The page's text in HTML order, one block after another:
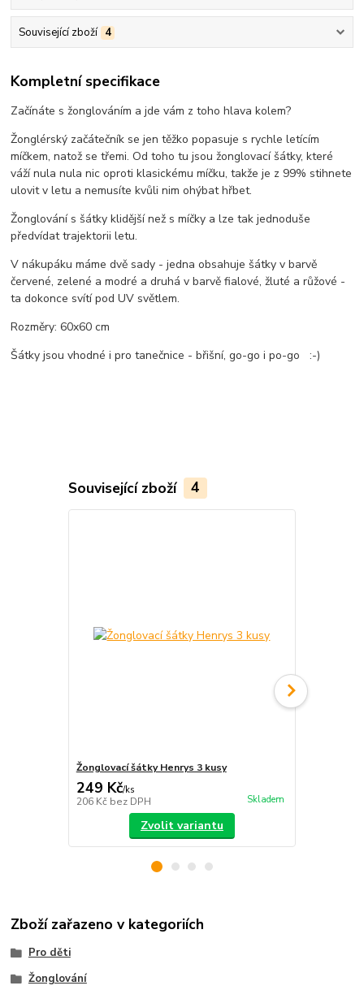
Související zboží 4
Kompletní specifikace
Začínáte s žonglováním a jde vám z toho hlava kolem?
Žonglérský začátečník se jen těžko popasuje s rychle letícím
míčkem, natož se třemi. Od toho tu jsou žonglovací šátky, které
váží nula nula nic oproti klasickému míčku, takže je z 99% stihnete
ulovit v letu a nemusíte kvůli nim ohýbat hřbet.
Žonglování s šátky klidější než s míčky a lze tak jednoduše
předvídat trajektorii letu.
V nákupáku máme dvě sady - jedna obsahuje šátky v barvě
červené, zelené a modré a druhá v barvě fialové, žluté a růžové -
ta dokonce svítí pod UV světlem.
Rozměry: 60x60 cm
Šátky jsou vhodné i pro tanečnice - břišní, go-go i po-go :-)
Související zboží 4
Žonglovací šátky Henrys 3 kusy
249 Kč/ks
206 Kč bez DPH Skladem
Zvolit variantu
Zboží zařazeno v kategoriích
Pro děti
Žonglování